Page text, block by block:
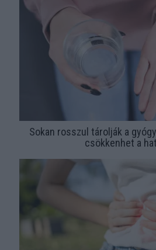
Sokan rosszul tárolják a
csökkenhet a